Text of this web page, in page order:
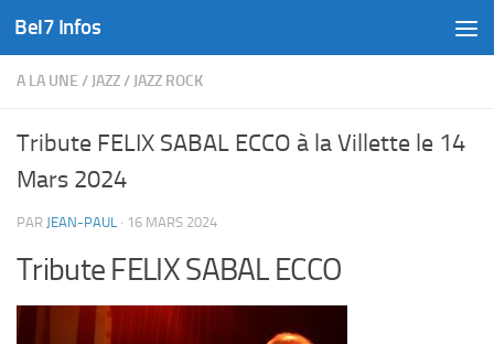
Skip to content
Bel7 Infos
A LA UNE / JAZZ/ JAZZ ROCK
Tribute FELIX SABAL ECCO à la Villette le 14
Mars 2024
PAR JEAN-PAUL · 16 MARS 2024
Tribute FELIX SABAL ECCO